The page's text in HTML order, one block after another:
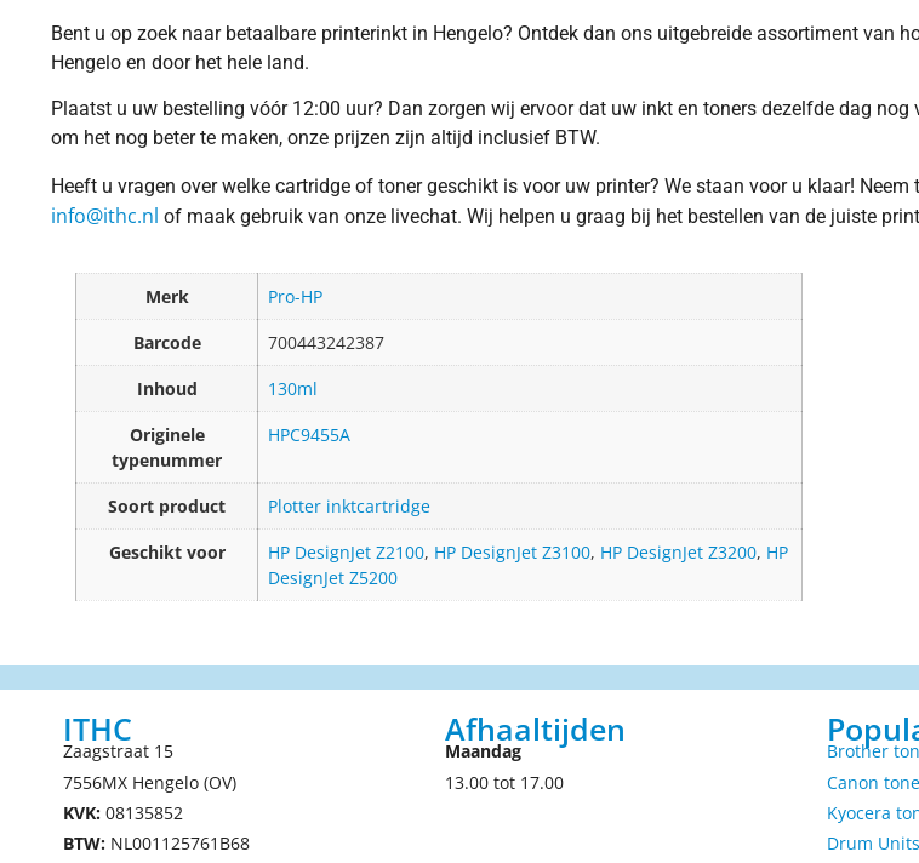
Bent u op zoek naar betaalbare printerinkt in Hengelo? Ontdek dan ons uitgebreide assortiment van
Hengelo en door het hele land.
Plaatst u uw bestelling vóór 12:00 uur? Dan zorgen wij ervoor dat uw inkt en toners dezelfde dag
om het nog beter te maken, onze prijzen zijn altijd inclusief BTW.
Heeft u vragen over welke cartridge of toner geschikt is voor uw printer? We staan voor u klaar!
info@ithc.nl of maak gebruik van onze livechat. Wij helpen u graag bij het bestellen van de juiste
Merk
Pro-HP
Barcode
700443242387
Inhoud
130ml
Originele
typenummer
HPC9455A
Soort product
Plotter inktcartridge
Geschikt voor
HP DesignJet Z2100, HP DesignJet Z3100, HP DesignJet Z3200, HP
DesignJet Z5200
ITHC
Zaagstraat 15
7556MX Hengelo (OV)
KVK: 08135852
BTW: NL001125761B68
Afhaaltijden
Maandag
13.00 tot 17.00
Brother
Canon
Kyocera
Drum Units